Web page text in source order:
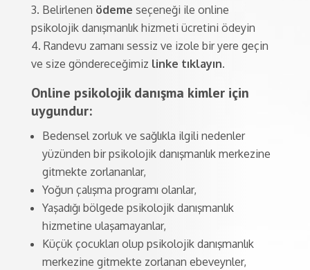
Belirlenen ödeme seçeneği ile online
psikolojik danışmanlık hizmeti ücretini ödeyin
Randevu zamanı sessiz ve izole bir yere geçin
ve size göndereceğimiz linke tıklayın.
Online psikolojik danışma kimler için
uygundur:
Bedensel zorluk ve sağlıkla ilgili nedenler
yüzünden bir psikolojik danışmanlık merkezine
gitmekte zorlananlar,
Yoğun çalışma programı olanlar,
Yaşadığı bölgede psikolojik danışmanlık
hizmetine ulaşamayanlar,
Küçük çocukları olup psikolojik danışmanlık
merkezine gitmekte zorlanan ebeveynler,